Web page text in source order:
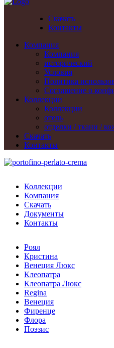
Скачать
Контакты
Компания
Компания
исторический
Условия
Политика
Cоглашение о
Коллекции
Коллекции
отель
отделки / ткани /
Скачать
Контакты
Коллекции
Компания
Скачать
Документы
Контакты
Роял
Кристина
Венеция Люкс
Клеопатра
Клеопатра Люкс
Regina
Венеция
Фиренце
Флора
Поэзис